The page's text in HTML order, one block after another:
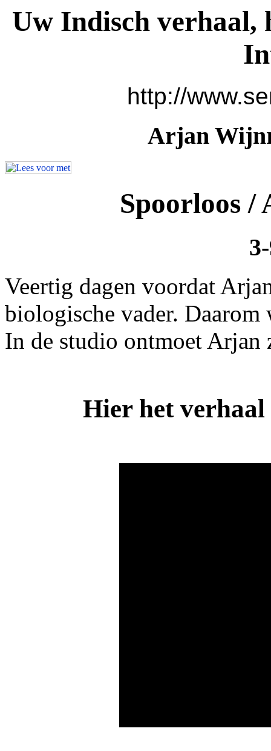
Uw Indisch verhaal,
http://
Arjan
Spoorloos
Veertig dagen voordat
biologische vader.
In de studio ontmoet Arjan
Hier het